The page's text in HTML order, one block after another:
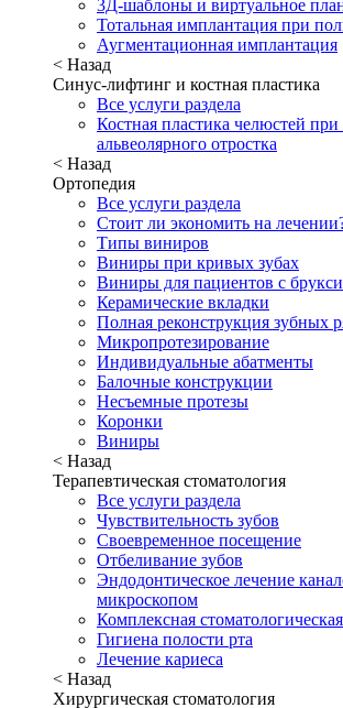
3Д-шаблоны и виртуальное
Тотальная имплантация при
Аугментационная имплантация
< Назад
Синус-лифтинг и костная пластика
Все услуги раздела
Костная пластика челюстей
альвеолярного отростка
< Назад
Ортопедия
Все услуги раздела
Стоит ли экономить на
Типы виниров
Виниры при кривых зубах
Виниры для пациентов с
Керамические вкладки
Полная реконструкция зубных
Микропротезирование
Индивидуальные абатменты
Балочные конструкции
Несъемные протезы
Коронки
Виниры
< Назад
Терапевтическая стоматология
Все услуги раздела
Чувствительность зубов
Своевременное посещение
Отбеливание зубов
Эндодонтическое лечение
микроскопом
Комплексная
Гигиена полости рта
Лечение кариеса
< Назад
Хирургическая стоматология